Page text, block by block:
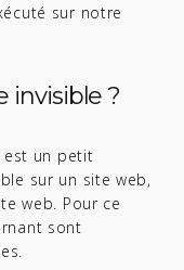
sur notre
invisible ?
est un petit
sur un site web,
web. Pour ce
sont